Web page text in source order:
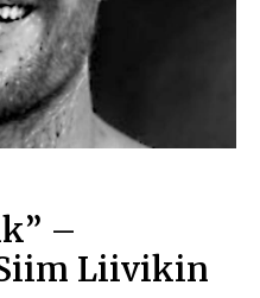
–
Liivikin